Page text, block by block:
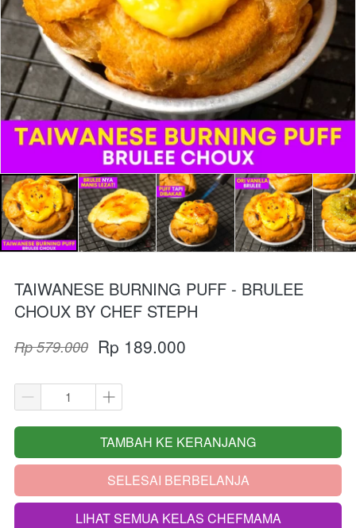
TAIWANESE BURNING PUFF - BRULEE
CHOUX BY CHEF STEPH
Rp 579.000 Rp 189.000
`
TAMBAH KE KERANJANG
`SELESAI BERBELANJA
`LIHAT SEMUA KELAS CHEFMAMA